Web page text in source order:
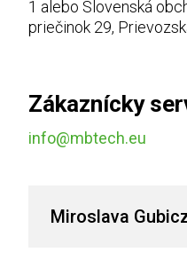
1 alebo Slovenská
priečinok 29,
Zákaznícky
info@mbtech.eu
Miroslava